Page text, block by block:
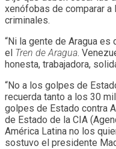
xenófobas de comparar a
criminales.
“Ni la gente de Aragua es
el Tren de Aragua.
honesta, trabajadora,
“No a los golpes de
recuerda tanto a los 30
golpes de Estado contra
de Estado de la CIA
América Latina no los
sostuvo el presidente